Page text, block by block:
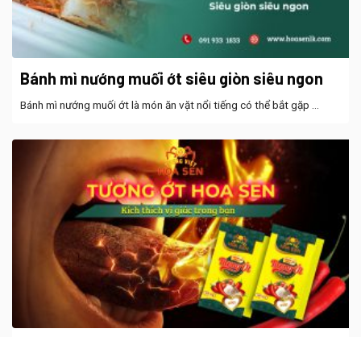
Bánh mì nướng muối ớt siêu giòn siêu ngon
Bánh mì nướng muối ớt là món ăn vặt nổi tiếng có thể bắt gặp ...